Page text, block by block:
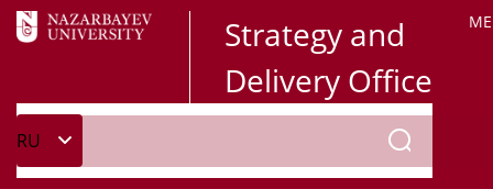
Strategy and
Delivery Office